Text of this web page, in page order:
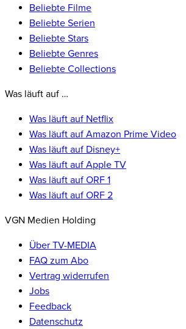
Beliebte Filme
Beliebte Serien
Beliebte Stars
Beliebte Genres
Beliebte Collections
Was läuft auf …
Was läuft auf Netflix
Was läuft auf Amazon Prime Video
Was läuft auf Disney+
Was läuft auf Apple TV
Was läuft auf ORF 1
Was läuft auf ORF 2
VGN Medien Holding
Über TV-MEDIA
FAQ zum Abo
Vertrag widerrufen
Jobs
Feedback
Datenschutz